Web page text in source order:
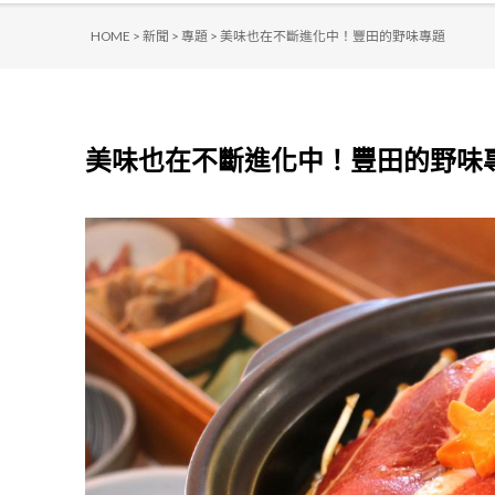
HOME > 新聞 > 專題 > 美味也在不斷進化中！豐田的野味專題
美味也在不斷進化中！豐田的野味